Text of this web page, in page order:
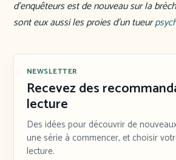
d’enquêteurs est de nouveau sur la
sont eux aussi les proies d’un tueur
NEWSLETTER
Recevez des
lecture
Des idées pour découvrir de
une série à commencer, et choisir
lecture.